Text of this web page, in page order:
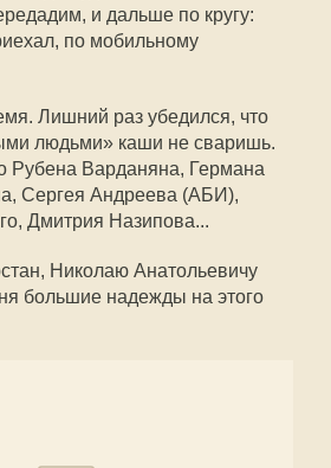
и дальше по кругу:
по мобильному
Лишний раз убедился, что
людьми» каши не сваришь.
Рубена Варданяна, Германа
Сергея Андреева (АБИ),
Дмитрия Назипова...
Николаю Анатольевичу
большие надежды на этого